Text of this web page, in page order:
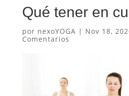
Qué tener en
por nexoYOGA | Nov 18,
Comentarios